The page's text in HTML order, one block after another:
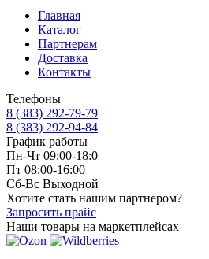
Главная
Каталог
Партнерам
Доставка
Контакты
Телефоны
8 (383) 292-79-79
8 (383) 292-94-84
График работы
Пн-Чт 09:00-18:0
Пт 08:00-16:00
Сб-Вс Выходной
Хотите стать нашим партнером?
Запросить прайс
Наши товары на маркетплейсах